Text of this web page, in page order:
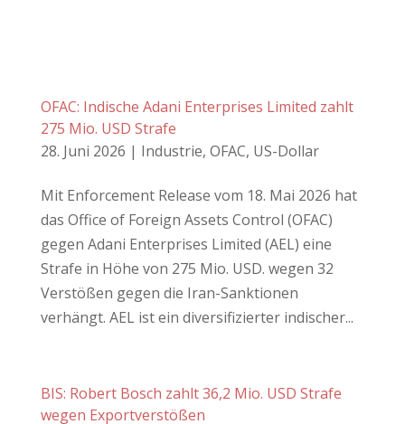
OFAC: Indische Adani Enterprises Limited zahlt
275 Mio. USD Strafe
28. Juni 2026 | Industrie, OFAC, US-Dollar
Mit Enforcement Release vom 18. Mai 2026 hat
das Office of Foreign Assets Control (OFAC)
gegen Adani Enterprises Limited (AEL) eine
Strafe in Höhe von 275 Mio. USD. wegen 32
Verstößen gegen die Iran-Sanktionen
verhängt. AEL ist ein diversifizierter indischer...
BIS: Robert Bosch zahlt 36,2 Mio. USD Strafe
wegen Exportverstößen